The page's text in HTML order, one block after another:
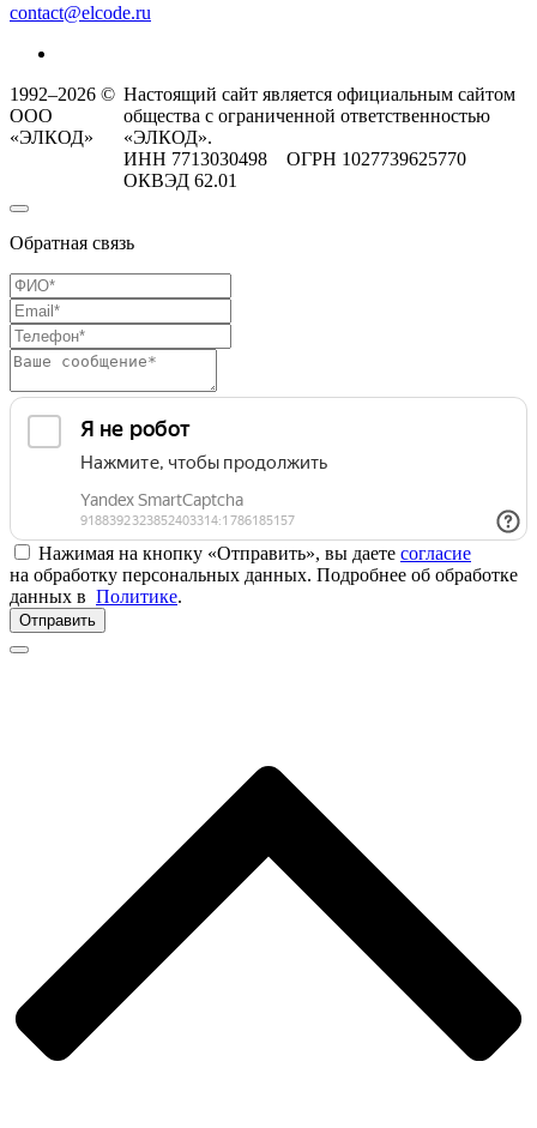
contact@elcode.ru
1992–2026 ©
ООО
«ЭЛКОД»
Настоящий сайт является официальным сайтом
общества с ограниченной ответственностью
«ЭЛКОД».
ИНН 7713030498 ОГРН 1027739625770
ОКВЭД 62.01
Обратная связь
Нажимая на кнопку «Отправить», вы даете согласие
на обработку персональных данных. Подробнее об обработке
данных в Политике.
Отправить